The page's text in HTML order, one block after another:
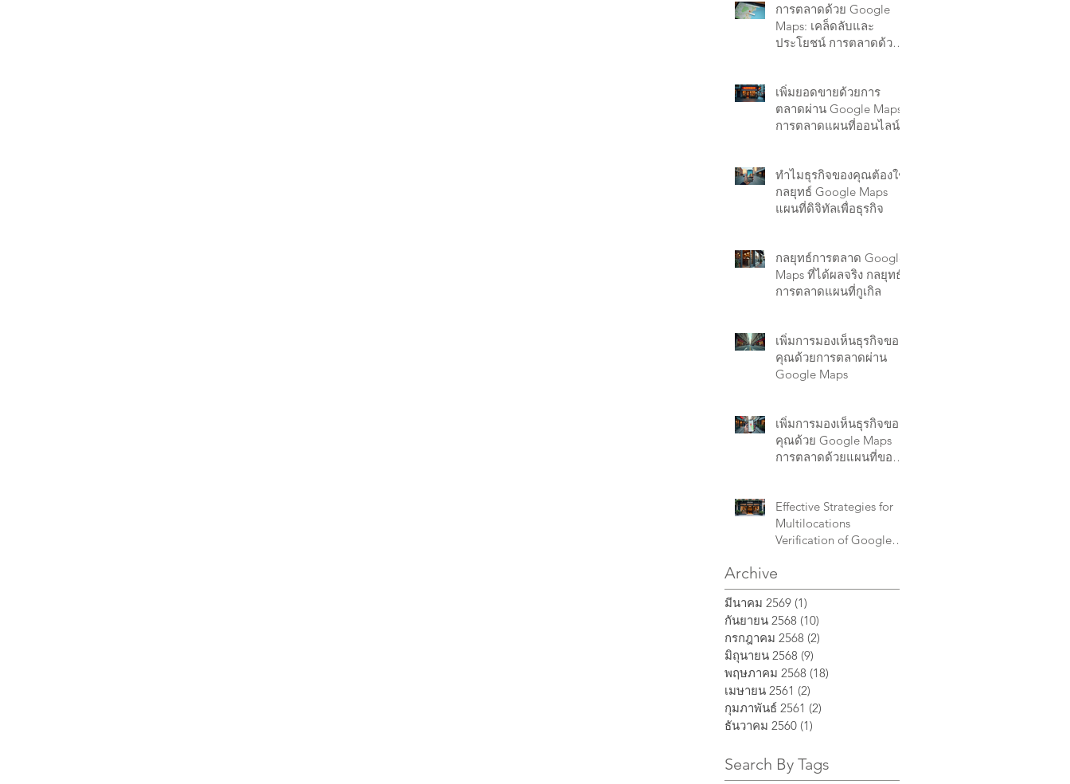
การตลาดด้วย Google
Maps: เคล็ดลับและ
ประโยชน์ การตลาดด้วย
เพิ่มยอดขายด้วยการ
ตลาดผ่าน Google Maps
การตลาดแผนที่ออนไลน์
ทำไมธุรกิจของคุณต้องใช้
กลยุทธ์ Google Maps
แผนที่ดิจิทัลเพื่อธุรกิจ
กลยุทธ์การตลาด Google
Maps ที่ได้ผลจริง กลยุทธ์
การตลาดแผนที่กูเกิล
เพิ่มการมองเห็นธุรกิจของ
คุณด้วยการตลาดผ่าน
Google Maps
เพิ่มการมองเห็นธุรกิจของ
คุณด้วย Google Maps
การตลาดด้วยแผนที่ของ
Effective Strategies for
Multilocations
Verification of Google
Businesses : กลยุทธ์ที่มี
ประสิทธิภาพสำหรับการ
ยืนยันโปรไฟล์ธุรกิจ
Google หลายรายการ
สำหรับธุรกิจเครือข่าย
Archive
มีนาคม 2569 (1)
กันยายน 2568 (10)
กรกฎาคม 2568 (2)
มิถุนายน 2568 (9)
พฤษภาคม 2568 (18)
เมษายน 2561 (2)
กุมภาพันธ์ 2561 (2)
ธันวาคม 2560 (1)
Search By Tags